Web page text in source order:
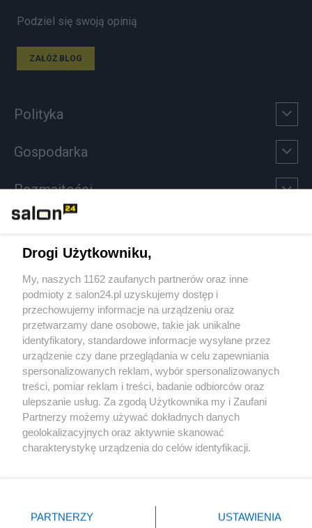
Podziel się swoją opinią
ZAŁÓŻ BLOG
Polityka
Gospodarka
Rozmaitości
Sport
Społeczeństwo
Kultura
X Facebook Instagram Youtube
Drogi Użytkowniku,
My, naszych 1162 zaufanych partnerów oraz inne
podmioty z salon24.pl uzyskujemy dostęp i
przechowujemy informacje na urządzeniu oraz
przetwarzamy dane osobowe, takie jak unikalne
identyfikatory, standardowe informacje wysyłane przez
urządzenie czy dane przeglądania w celu zapewniania
spersonalizowanych reklam, wybór spersonalizowanych
treści, pomiar reklam i treści, badanie odbiorców oraz
ulepszanie usług. Za zgodą Użytkownika my i Zaufani
Partnerzy możemy używać dokładnych danych
geolokalizacyjnych oraz aktywnie skanować
charakterystykę urządzenia do celów identyfikacji.
zmienić/wycofać klikając przycisk ustawień prywatności
PARTNERZY USTAWIENIA